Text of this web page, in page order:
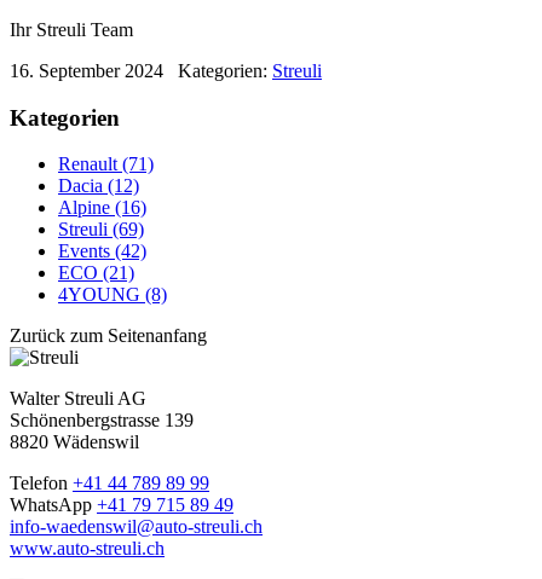
Ihr Streuli Team
16. September 2024
Kategorien: Streuli
Kategorien
Renault (71)
Dacia (12)
Alpine (16)
Streuli (69)
Events (42)
ECO (21)
4YOUNG (8)
Zurück zum Seitenanfang
Walter Streuli AG
Schönenbergstrasse 139
8820 Wädenswil
Telefon +41 44 789 89 99
WhatsApp +41 79 715 89 49
info-waedenswil@auto-streuli.ch
www.auto-streuli.ch